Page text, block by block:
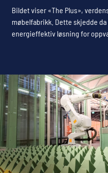
Bildet viser «The Plus»,
møbelfabrikk. Dette skjedde
energieffektiv løsning for